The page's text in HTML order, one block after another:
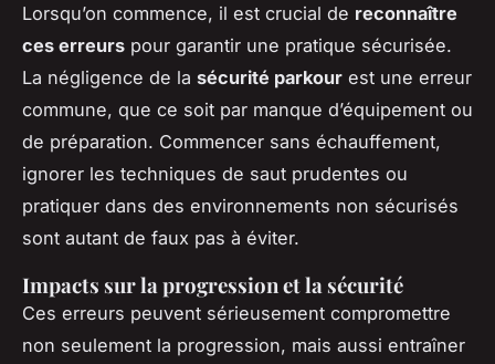
Lorsqu’on commence, il est crucial de reconnaître
ces erreurs pour garantir une pratique sécurisée.
La négligence de la sécurité parkour est une erreur
commune, que ce soit par manque d’équipement ou
de préparation. Commencer sans échauffement,
ignorer les techniques de saut prudentes ou
pratiquer dans des environnements non sécurisés
sont autant de faux pas à éviter.
Impacts sur la progression et la sécurité
Ces erreurs peuvent sérieusement compromettre
non seulement la progression, mais aussi entraîner